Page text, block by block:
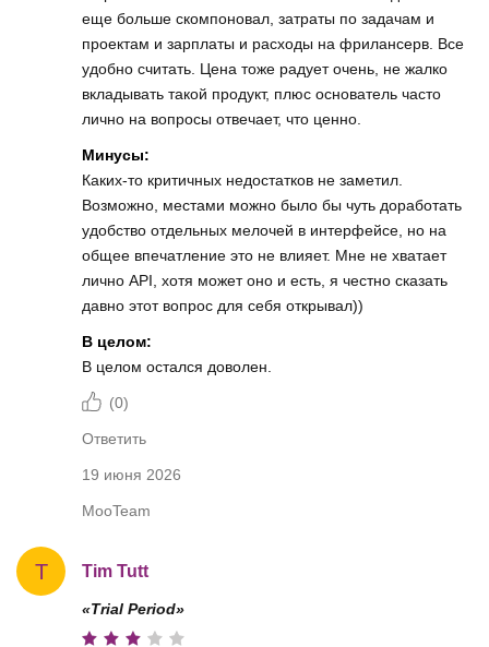
еще больше скомпоновал, затраты по задачам и
проектам и зарплаты и расходы на фрилансерв. Все
удобно считать. Цена тоже радует очень, не жалко
вкладывать такой продукт, плюс основатель часто
лично на вопросы отвечает, что ценно.
Минусы:
Каких-то критичных недостатков не заметил.
Возможно, местами можно было бы чуть доработать
удобство отдельных мелочей в интерфейсе, но на
общее впечатление это не влияет. Мне не хватает
лично API, хотя может оно и есть, я честно сказать
давно этот вопрос для себя открывал))
В целом:
В целом остался доволен.
(0)
Ответить
19 июня 2026
MooTeam
T Tim Tutt
«Trial Period»